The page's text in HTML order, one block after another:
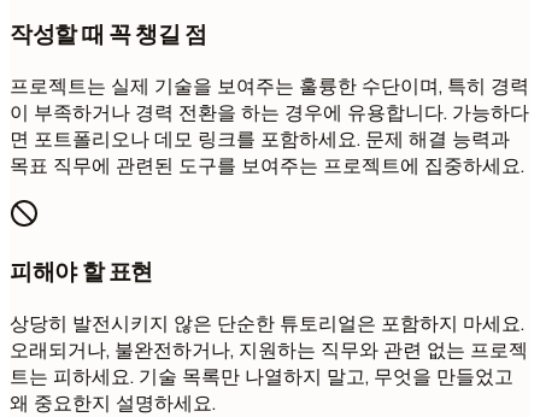
작성할 때 꼭 챙길 점
프로젝트는 실제 기술을 보여주는 훌륭한 수단이며, 특히 경력
이 부족하거나 경력 전환을 하는 경우에 유용합니다. 가능하다
면 포트폴리오나 데모 링크를 포함하세요. 문제 해결 능력과
목표 직무에 관련된 도구를 보여주는 프로젝트에 집중하세요.
피해야 할 표현
상당히 발전시키지 않은 단순한 튜토리얼은 포함하지 마세요.
오래되거나, 불완전하거나, 지원하는 직무와 관련 없는 프로젝
트는 피하세요. 기술 목록만 나열하지 말고, 무엇을 만들었고
왜 중요한지 설명하세요.